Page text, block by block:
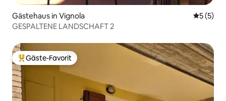
Gästehaus in Vignola
5 (5)
GESPALTENE LANDSCHAFT 2
Beliebter Gäste-Favorit.
Gäste-Favorit